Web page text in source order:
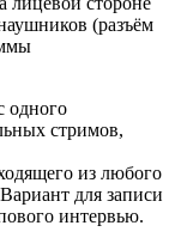
(разъём
одного
стримов,
из любого
для записи
интервью.